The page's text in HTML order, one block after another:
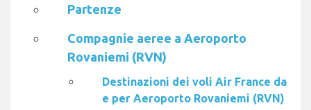
Partenze
Compagnie aeree a Aeroporto
Rovaniemi (RVN)
Destinazioni dei voli Air France da
e per Aeroporto Rovaniemi (RVN)